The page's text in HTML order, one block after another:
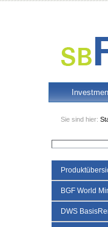
Sie sind hier:
BGF World
DWS